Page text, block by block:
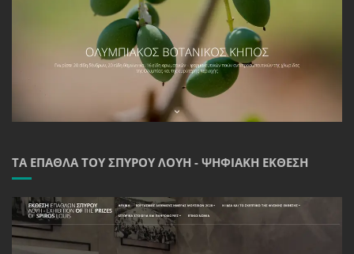
ΤΑ ΈΠΑΘΛΑ ΤΟΥ ΣΠΎΡΟΥ ΛΟΎΗ - ΨΗΦΙΑΚΉ ΈΚΘΕΣΗ